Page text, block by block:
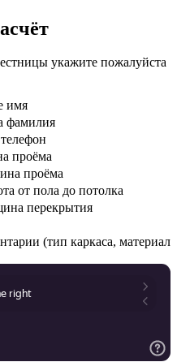
укажите пожалуйста
имя
фамилия
проёма
проёма
от пола до потолка
перекрытия
(тип каркаса, материал